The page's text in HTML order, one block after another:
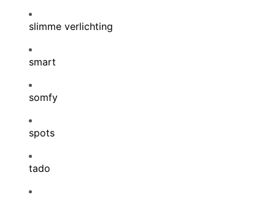
slimme verlichting
smart
somfy
spots
tado